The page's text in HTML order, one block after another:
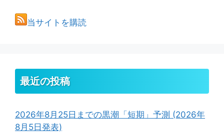
当サイトを購読
最近の投稿
2026年8月25日までの黒潮「短期」予測 (2026年
8月5日発表)